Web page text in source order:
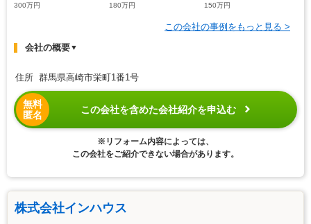
300万円
180万円
150万円
この会社の事例をもっと見る >
会社の概要▼
住所 群馬県高崎市栄町1番1号
無料
匿名
この会社を含めた会社紹介を申込む
※リフォーム内容によっては、
この会社をご紹介できない場合があります。
株式会社インハウス